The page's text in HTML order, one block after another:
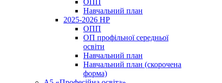
ОПП
Навчальний план
2025-2026 НР
ОПП
ОП профільної середньої
освіти
Навчальний план
Навчальний план (скорочена
форма)